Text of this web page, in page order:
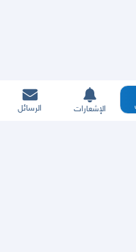
الإشعارات الرسائل